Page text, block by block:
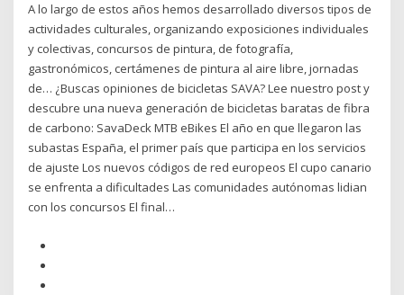
A lo largo de estos años hemos desarrollado diversos tipos de
actividades culturales, organizando exposiciones individuales
y colectivas, concursos de pintura, de fotografía,
gastronómicos, certámenes de pintura al aire libre, jornadas
de… ¿Buscas opiniones de bicicletas SAVA? Lee nuestro post y
descubre una nueva generación de bicicletas baratas de fibra
de carbono: ‎SavaDeck‎ MTB ‎eBikes El año en que llegaron las
subastas España, el primer país que participa en los servicios
de ajuste Los nuevos códigos de red europeos El cupo canario
se enfrenta a dificultades Las comunidades autónomas lidian
con los concursos El final…